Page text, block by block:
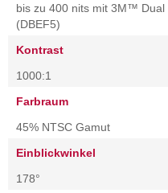
bis zu 400 nits mit 3M™ Dual
(DBEF5)
Kontrast
1000:1
Farbraum
45% NTSC Gamut
Einblickwinkel
178°